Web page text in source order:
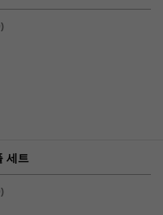
세트